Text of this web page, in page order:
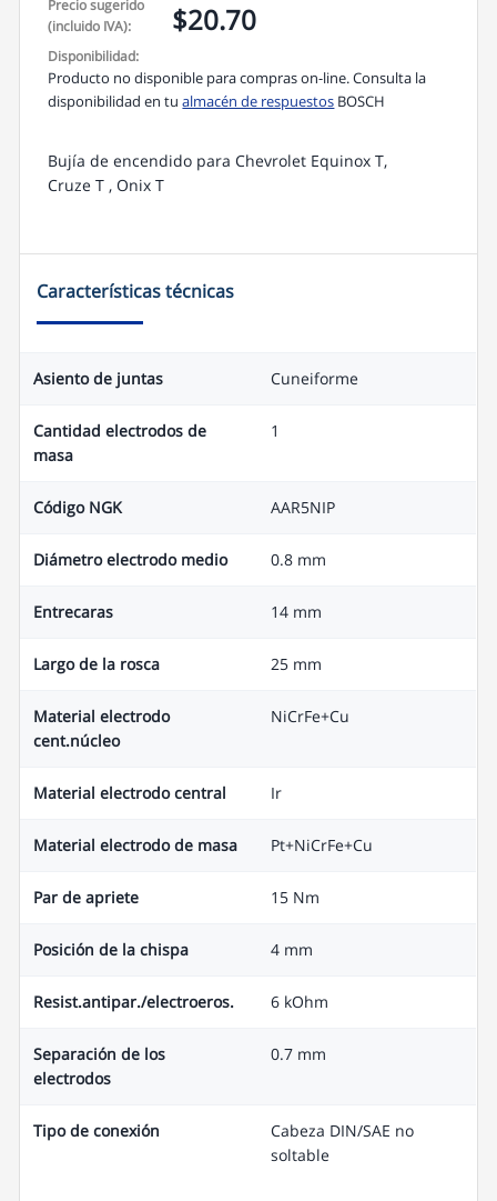
Precio sugerido
(incluido IVA):
$20.70
Disponibilidad:
Producto no disponible para compras on-line. Consulta la
disponibilidad en tualmacén de respuestos BOSCH
Bujía de encendido para Chevrolet Equinox T,
Cruze T , Onix T
Características técnicas
Asiento de juntas Cuneiforme
Cantidad electrodos de
masa
1
Código NGK AAR5NIP
Diámetro electrodo medio 0.8 mm
Entrecaras 14 mm
Largo de la rosca 25 mm
Material electrodo
cent.núcleo
NiCrFe+Cu
Material electrodo central Ir
Material electrodo de masa Pt+NiCrFe+Cu
Par de apriete 15 Nm
Posición de la chispa 4 mm
Resist.antipar./electroeros. 6 kOhm
Separación de los
electrodos
0.7 mm
Tipo de conexión
Cabeza DIN/SAE no
soltable